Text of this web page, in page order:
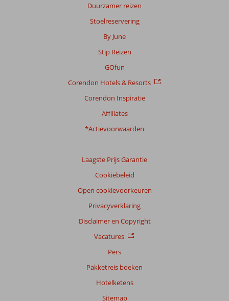
Duurzamer reizen
Stoelreservering
By June
Stip Reizen
GOfun
Corendon Hotels & Resorts
Corendon Inspiratie
Affiliates
*Actievoorwaarden
Laagste Prijs Garantie
Cookiebeleid
Open cookievoorkeuren
Privacyverklaring
Disclaimer en Copyright
Vacatures
Pers
Pakketreis boeken
Hotelketens
Sitemap